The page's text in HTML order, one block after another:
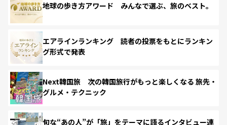
地球の歩き方アワード みんなで選ぶ、旅のベスト。
エアラインランキング 読者の投票をもとにランキン
グ形式で発表
Next韓国旅 次の韓国旅行がもっと楽しくなる 旅先・
グルメ・テクニック
旬な“あの人”が「旅」をテーマに語るインタビュー連